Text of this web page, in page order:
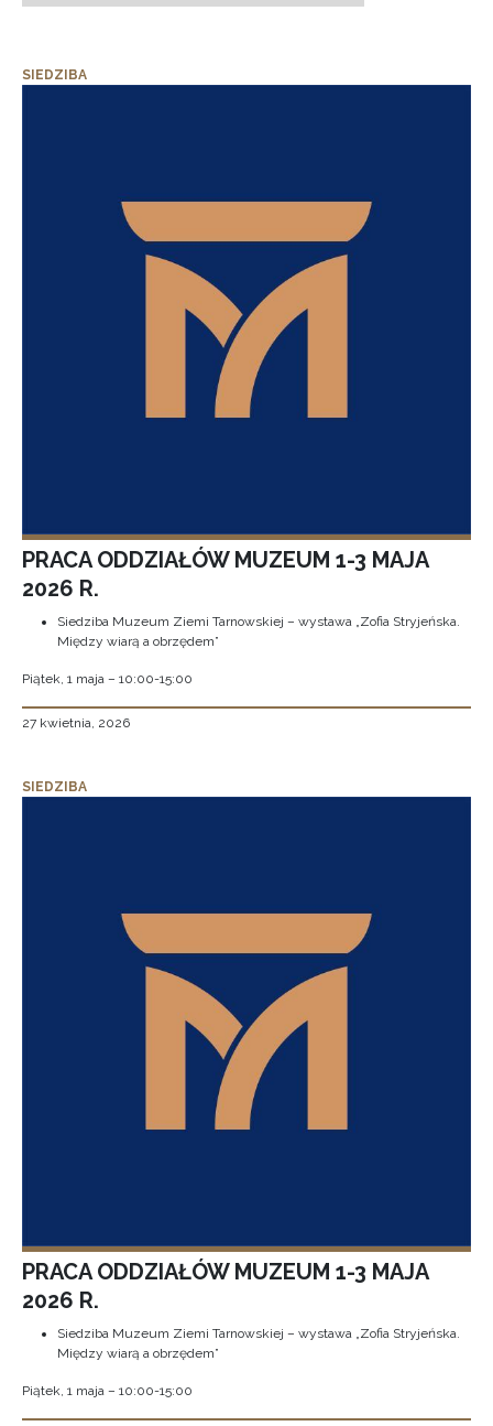
SIEDZIBA
PRACA ODDZIAŁÓW MUZEUM 1-3 MAJA
2026 R.
Siedziba Muzeum Ziemi Tarnowskiej – wystawa „Zofia Stryjeńska.
Między wiarą a obrzędem”
Piątek, 1 maja – 10:00-15:00
27 kwietnia, 2026
SIEDZIBA
PRACA ODDZIAŁÓW MUZEUM 1-3 MAJA
2026 R.
Siedziba Muzeum Ziemi Tarnowskiej – wystawa „Zofia Stryjeńska.
Między wiarą a obrzędem”
Piątek, 1 maja – 10:00-15:00